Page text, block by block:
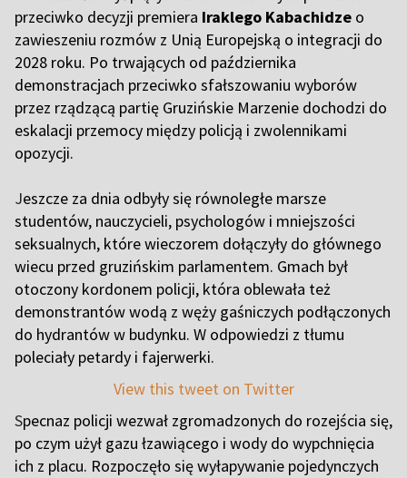
przeciwko decyzji premiera Iraklego Kabachidze o
zawieszeniu rozmów z Unią Europejską o integracji do
2028 roku. Po trwających od października
demonstracjach przeciwko sfałszowaniu wyborów
przez rządzącą partię Gruzińskie Marzenie dochodzi do
eskalacji przemocy między policją i zwolennikami
opozycji.
Jeszcze za dnia odbyły się równoległe marsze
studentów, nauczycieli, psychologów i mniejszości
seksualnych, które wieczorem dołączyły do głównego
wiecu przed gruzińskim parlamentem. Gmach był
otoczony kordonem policji, która oblewała też
demonstrantów wodą z węży gaśniczych podłączonych
do hydrantów w budynku. W odpowiedzi z tłumu
poleciały petardy i fajerwerki.
View this tweet on Twitter
Specnaz policji wezwał zgromadzonych do rozejścia się,
po czym użył gazu łzawiącego i wody do wypchnięcia
ich z placu. Rozpoczęło się wyłapywanie pojedynczych